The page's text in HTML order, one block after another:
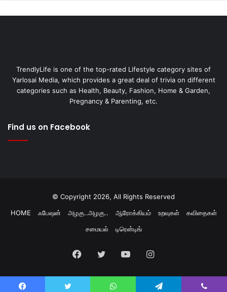
TrendlyLife is one of the top-rated Lifestyle category sites of
Yarlosai Media, which provides a great deal of trivia on different
categories such as Health, Beauty, Fashion, Home & Garden,
Pregnancy & Parenting, etc.
Find us on Facebook
© Copyright 2026, All Rights Reserved
HOME
ஃபேஷன் அழகு..அழகு.. ஆரோக்கியம் உறவுகள்
கவிதைகள்
சமையல்
டிரென்டிங்
Facebook
TwitterYouTubeInstagram